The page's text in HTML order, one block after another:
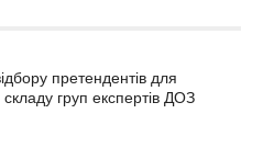
претендентів для
груп експертів ДОЗ